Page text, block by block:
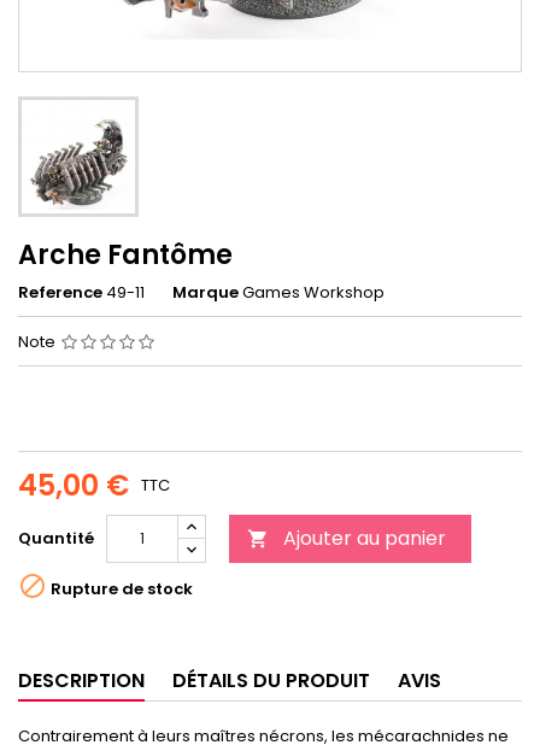
Arche Fantôme
Reference 49-11 MarqueGames Workshop
Note
45,00 € TTC
Quantité  Ajouter au panier
 Rupture de stock
DESCRIPTION DÉTAILS DU PRODUIT AVIS
Contrairement à leurs maîtres nécrons, les mécarachnides ne